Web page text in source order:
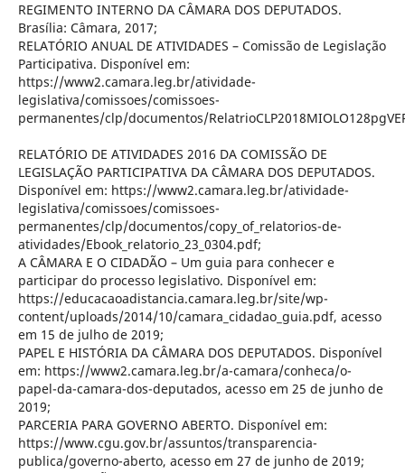
REGIMENTO INTERNO DA CÂMARA DOS DEPUTADOS.
Brasília: Câmara, 2017;
RELATÓRIO ANUAL DE ATIVIDADES – Comissão de Legislação
Participativa. Disponível em:
https://www2.camara.leg.br/atividade-
legislativa/comissoes/comissoes-
permanentes/clp/documentos/
RELATÓRIO DE ATIVIDADES 2016 DA COMISSÃO DE
LEGISLAÇÃO PARTICIPATIVA DA CÂMARA DOS DEPUTADOS.
Disponível em: https://www2.camara.leg.br/atividade-
legislativa/comissoes/comissoes-
permanentes/clp/documentos/copy_of_relatorios-de-
atividades/Ebook_relatorio_23_0304.pdf;
A CÂMARA E O CIDADÃO – Um guia para conhecer e
participar do processo legislativo. Disponível em:
https://educacaoadistancia.camara.leg.br/site/wp-
content/uploads/2014/10/camara_cidadao_guia.pdf, acesso
em 15 de julho de 2019;
PAPEL E HISTÓRIA DA CÂMARA DOS DEPUTADOS. Disponível
em: https://www2.camara.leg.br/a-camara/conheca/o-
papel-da-camara-dos-deputados, acesso em 25 de junho de
2019;
PARCERIA PARA GOVERNO ABERTO. Disponível em:
https://www.cgu.gov.br/assuntos/transparencia-
publica/governo-aberto, acesso em 27 de junho de 2019;